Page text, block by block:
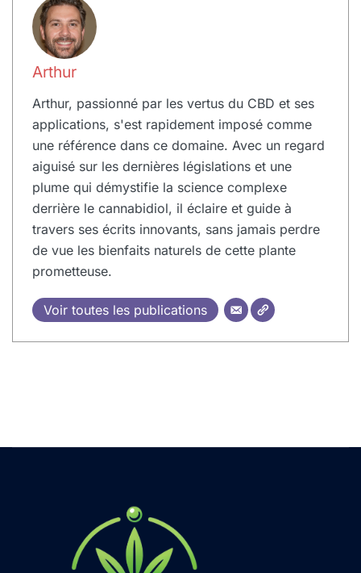
Arthur
Arthur, passionné par les vertus du CBD et ses
applications, s'est rapidement imposé comme
une référence dans ce domaine. Avec un regard
aiguisé sur les dernières législations et une
plume qui démystifie la science complexe
derrière le cannabidiol, il éclaire et guide à
travers ses écrits innovants, sans jamais perdre
de vue les bienfaits naturels de cette plante
prometteuse.
Voir toutes les publications